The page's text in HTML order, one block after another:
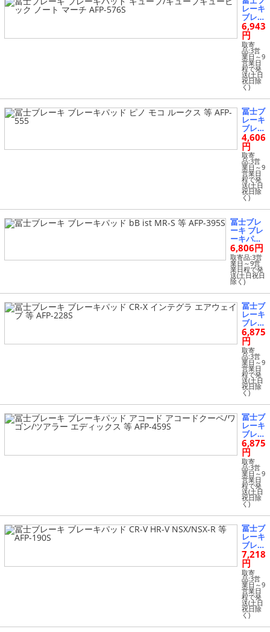
レーキ
ブレー
キパッ
ド キ
ュー
ブ/キ
ューブ
キュー
ビック
ノート
マーチ
AFP-5
76S
6,943
円
取寄
品:3営
業日～9
営業日
程で発
送(土日
祝日除
く)
冨士ブ
レーキ
ブレー
キパッ
ド ピ
ノ モ
コ ル
ークス
等 AFP
-555
4,606
円
取寄
品:3営
業日～9
営業日
程で発
送(土日
祝日除
く)
冨士ブレ
ーキ ブレ
ーキパッ
ド bB ist
MR-S 等
AFP-395S
6,806円
取寄品:3営
業日～9営
業日程で発
送(土日祝日
除く)
冨士ブ
レーキ
ブレー
キパッ
ド CR-
X イン
テグラ
エアウ
ェイブ
等 AFP
-228S
6,875
円
取寄
品:3営
業日～9
営業日
程で発
送(土日
祝日除
く)
冨士ブ
レーキ
ブレー
キパッ
ド ア
コード
アコー
ドクー
ペ/ワ
ゴン/
ツアラ
ー エ
ディッ
クス
等 AFP
-459S
6,875
円
取寄
品:3営
業日～9
営業日
程で発
送(土日
祝日除
く)
冨士ブ
レーキ
ブレー
キパッ
ド CR-
V HR-
V NS
X/NS
X-R 等
AFP-1
90S
7,218
円
取寄
品:3営
業日～9
営業日
程で発
送(土日
祝日除
く)